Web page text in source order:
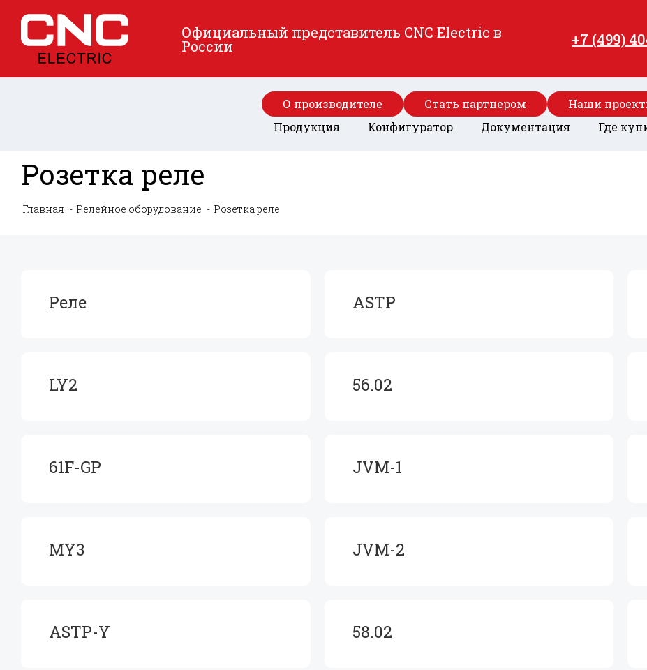
Официальный представитель CNC Electric в
России +7 (499)
О производителе Стать партнером
Наши
Продукция
Конфигуратор Документация Где
Розетка реле
Главная Релейное оборудование Розетка реле
Реле ASTP
LY2 56.02
61F-GP JVM-1
MY3 JVM-2
ASTP-Y 58.02